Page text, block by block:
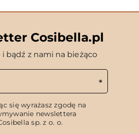
Cosibella.pl
i bądź z nami na bieżąco
się wyrażasz zgodę na
newslettera
sp. z o. o.